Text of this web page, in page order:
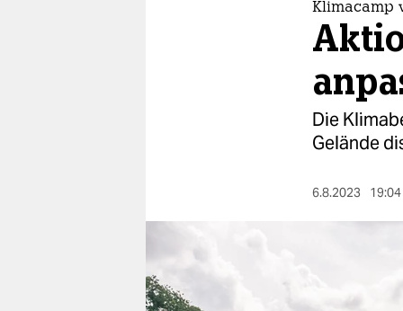
nord
wahrheit
Klimacamp
Die
Gelände
6.8.2023